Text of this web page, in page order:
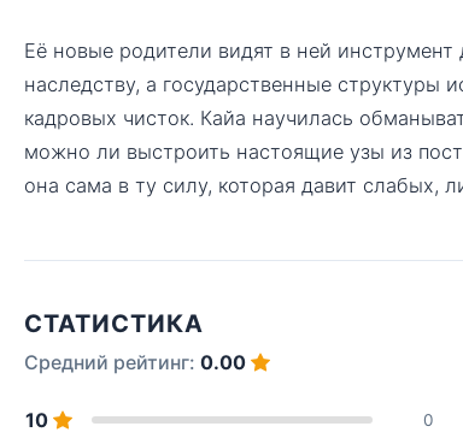
Её новые родители видят в ней
наследству, а государственные структуры
кадровых чисток. Кайа научилась
можно ли выстроить настоящие узы из
она сама в ту силу, которая давит слабых,
СТАТИСТИКА
Средний рейтинг: 0.00
10 0